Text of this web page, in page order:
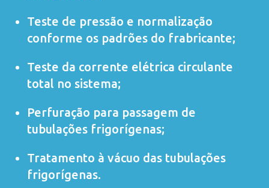
Teste de pressão e normalização
conforme os padrões do frabricante;
Teste da corrente elétrica circulante
total no sistema;
Perfuração para passagem de
tubulações frigorígenas;
Tratamento à vácuo das tubulações
frigorígenas.